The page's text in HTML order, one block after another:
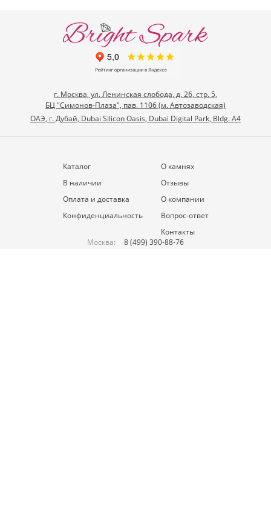
г. Москва, ул. Ленинская слобода, д. 26, стр. 5,
БЦ "Симонов-Плаза", пав. 1106 (м. Автозаводская)
ОАЭ, г. Дубай, Dubai Silicon Oasis, Dubai Digital Park, Bldg. A4
Каталог
В наличии
Оплата и доставка
Конфиденциальность
О камнях
Отзывы
О компании
Вопрос-ответ
Контакты
Москва:
8 (499) 390-88-76